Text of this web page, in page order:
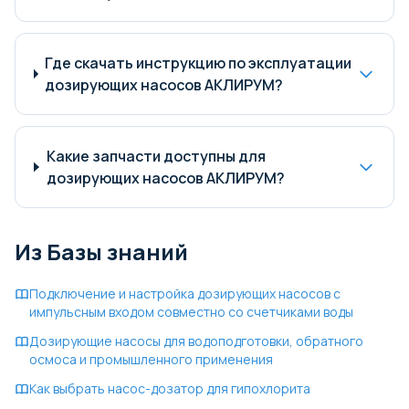
Где скачать инструкцию по эксплуатации
дозирующих насосов АКЛИРУМ?
Какие запчасти доступны для
дозирующих насосов АКЛИРУМ?
Из Базы знаний
Подключение и настройка дозирующих насосов с
импульсным входом совместно со счетчиками воды
Дозирующие насосы для водоподготовки, обратного
осмоса и промышленного применения
Как выбрать насос-дозатор для гипохлорита